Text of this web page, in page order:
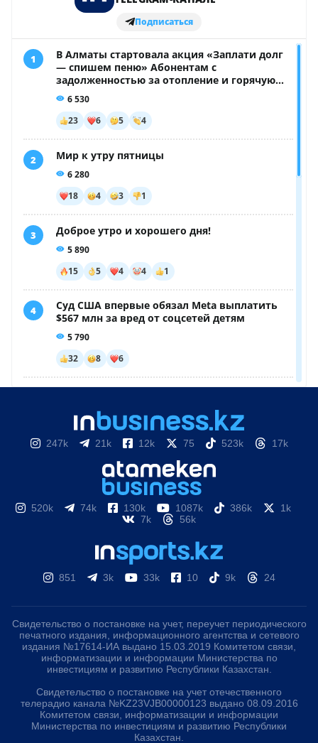
247k 21k 12k 75 523k 17k
520k 74k 130k 1087k 386k
1k
7k
56k
851 3k 33k 10 9k 24
Свидетельство о постановке на учет, переучет периодического
печатного издания, информационного агентства и сетевого
издания №17614-ИА выдано 15.03.2019 Комитетом связи,
информатизации и информации Министерства по
инвестициям и развитию Республики Казахстан.
Свидетельство о постановке на учет отечественного
телерадио канала №KZ23VJB00000123 выдано 08.09.2016
Комитетом связи, информатизации и информации
Министерства по инвестициям и развитию Республики
Казахстан.